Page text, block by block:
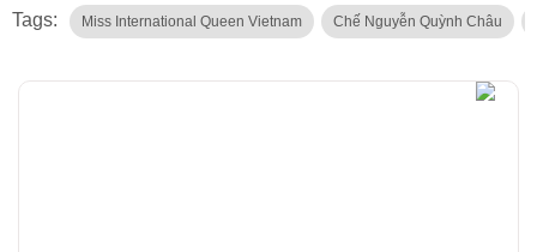
Tags: Miss International Queen Vietnam Chế Nguyễn Quỳnh Châu